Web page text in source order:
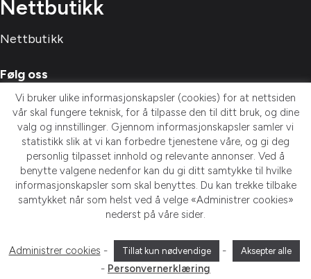
Nettbutikk
Nettbutikk
Følg oss
Meld deg på nyhetsbrev!
Design AS|Personvernerklæring
Vi bruker ulike informasjonskapsler (cookies) for at nettsiden
vår skal fungere teknisk, for å tilpasse den til ditt bruk, og dine
valg og innstillinger. Gjennom informasjonskapsler samler vi
statistikk slik at vi kan forbedre tjenestene våre, og gi deg
personlig tilpasset innhold og relevante annonser. Ved å
benytte valgene nedenfor kan du gi ditt samtykke til hvilke
informasjonskapsler som skal benyttes. Du kan trekke tilbake
samtykket når som helst ved å velge «Administrer cookies»
nederst på våre sider.
Administrer cookies - Tillat kun nødvendige - Aksepter alle
- Personvernerklæring